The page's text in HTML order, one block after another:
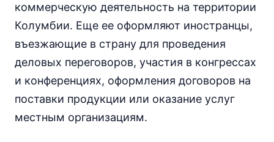
коммерческую деятельность на территории
Колумбии. Еще ее оформляют иностранцы,
въезжающие в страну для проведения
деловых переговоров, участия в конгрессах
и конференциях, оформления договоров на
поставки продукции или оказание услуг
местным организациям.